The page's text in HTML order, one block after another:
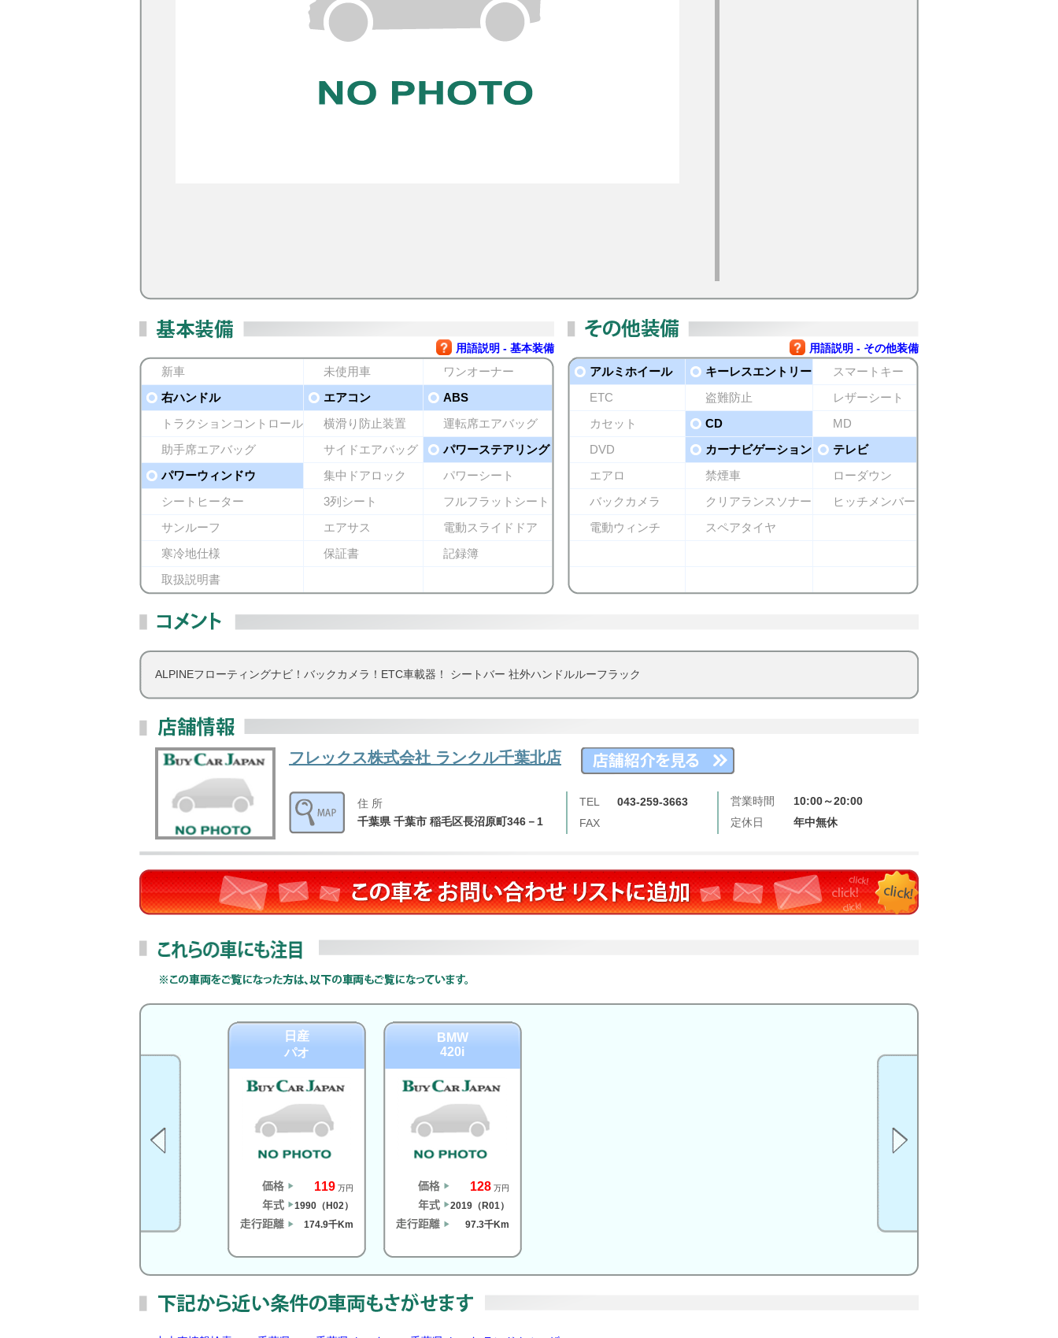
用語説明 - 基本装備
新車 未使用車
ワンオーナー
右ハンドル
エアコン
ABS
トラクションコントロール
横滑り防止装置
運転席エアバッグ
助手席エアバッグ
サイドエアバッグ
パワーステアリング
パワーウィンドウ
集中ドアロック
パワーシート
シートヒーター
3列シート
フルフラットシート
サンルーフ
エアサス
電動スライドドア
寒冷地仕様
保証書
記録簿
取扱説明書
用語説明 - その他装備
アルミホイール キーレスエントリー
スマートキー
ETC
盗難防止
レザーシート
カセット
CD
MD
DVD
カーナビゲーション
テレビ
エアロ
禁煙車
ローダウン
バックカメラ
クリアランスソナー
ヒッチメンバー
電動ウィンチ
スペアタイヤ
ALPINEフローティングナビ！バックカメラ！ETC車載器！ シートバー 社外ハンドルルーフラック
フレックス株式会社 ランクル千葉北店
住 所
千葉県 千葉市 稲毛区長沼原町346－1
TEL 043-259-3663 営業時間
10:00～20:00
FAX
定休日 年中無休
日産
パオ
119 万円
1990（H02）
174.9千Km
BMW
420i
128 万円
2019（R01）
97.3千Km